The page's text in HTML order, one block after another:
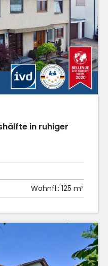
in ruhiger
Wohnfl.: 125 m²